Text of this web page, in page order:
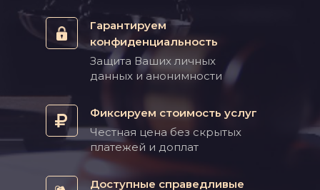
Гарантируем
конфиденциальность
Фиксируем стоимость услуг
Честная цена без скрытых
платежей и доплат
Доступные справедливые
Защита Ваших личных
данных и анонимности